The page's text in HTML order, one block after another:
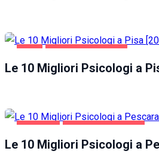
Le 10 Migliori Psicologi a
Le 10 Migliori Psicologi a